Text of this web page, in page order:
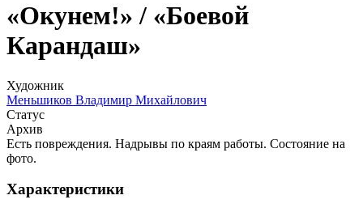
«Окунем!» / «Боевой
Карандаш»
Художник
Меньшиков Владимир Михайлович
Статус
Архив
Есть повреждения. Надрывы по краям работы. Состояние на
фото.
Характеристики